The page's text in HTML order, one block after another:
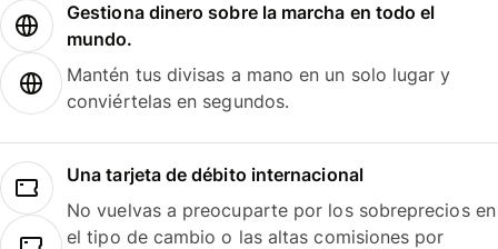
Gestiona dinero sobre la marcha en todo el
mundo.
Mantén tus divisas a mano en un solo lugar y
conviértelas en segundos.
Una tarjeta de débito internacional
No vuelvas a preocuparte por los sobreprecios en
el tipo de cambio o las altas comisiones por